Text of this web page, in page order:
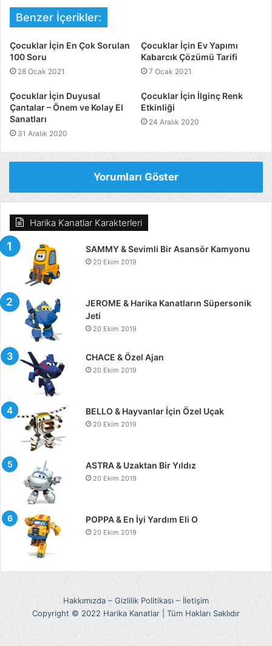
Benzer İçerikler:
Çocuklar İçin En Çok Sorulan
100 Soru
28 Ocak 2021
Çocuklar İçin Ev Yapımı
Kabarcık Çözümü Tarifi
7 Ocak 2021
Çocuklar İçin Duyusal
Çantalar – Önem ve Kolay El
Sanatları
31 Aralık 2020
Çocuklar İçin İlginç Renk
Etkinliği
24 Aralık 2020
Yorumları Göster
Harika Kanatlar Karakterleri
SAMMY & Sevimli Bir Asansör Kamyonu
20 Ekim 2019
JEROME & Harika Kanatların Süpersonik
Jeti
20 Ekim 2019
CHACE & Özel Ajan
20 Ekim 2019
BELLO & Hayvanlar İçin Özel Uçak
20 Ekim 2019
ASTRA & Uzaktan Bir Yıldız
20 Ekim 2019
POPPA & En İyi Yardım Eli O
20 Ekim 2019
Hakkımızda– Gizlilik Politikası –İletişim
Copyright © 2022 Harika Kanatlar | Tüm Hakları Saklıdır